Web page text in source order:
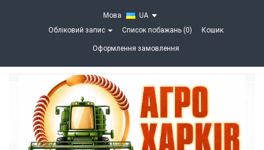
Мова
UA
Обліковий запис
Список побажань (0) Кошик
Оформлення замовлення